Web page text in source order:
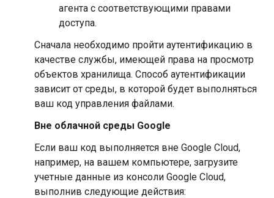
агента с соответствующими правами
доступа.
Сначала необходимо пройти аутентификацию в
качестве службы, имеющей права на просмотр
объектов хранилища. Способ аутентификации
зависит от среды, в которой будет выполняться
ваш код управления файлами.
Вне облачной среды Google
Если ваш код выполняется вне Google Cloud,
например, на вашем компьютере, загрузите
учетные данные из консоли Google Cloud,
выполнив следующие действия: